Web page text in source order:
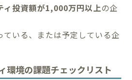
ィ投資額が1,000万円以上の企
ている、または予定している企
環境の課題チェックリスト